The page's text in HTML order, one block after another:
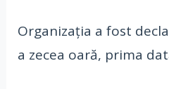
Organizația a fost
a zecea oară, prima